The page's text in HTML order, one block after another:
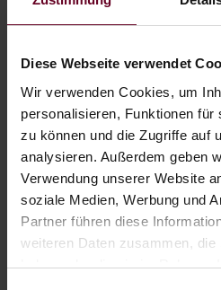
Diese Webseite verwendet
Wir verwenden Cookies, um
personalisieren, Funktionen für
zu können und die Zugriffe auf
analysieren. Außerdem geben
Verwendung unserer Website
soziale Medien, Werbung und
Partner führen diese
weiteren Daten zusammen, die
haben oder die sie im Rahmen
anfragen
URLAUB IM HOTEL
SEE
Wir freuen uns, Ihnen
Urlaubsangebot
erhalten unsere Antwort
Mail.